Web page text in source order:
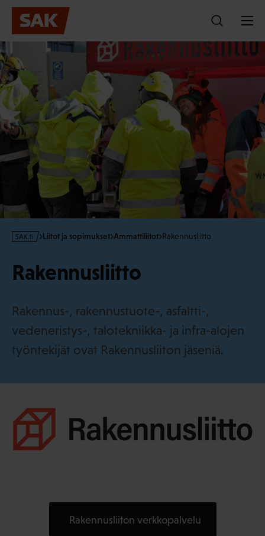
Hyppää
sisältöön
Liitot ja sopimukset Ammattiliitot Rakennusliitto
Rakennusliitto
Rakennus-, rakennustuote-, asfaltti-,
vedeneristys-, talotekniikka- ja infra-alojen
työntekijät ovat Rakennusliiton jäseniä.
Rakennusliiton verkkopalvelu